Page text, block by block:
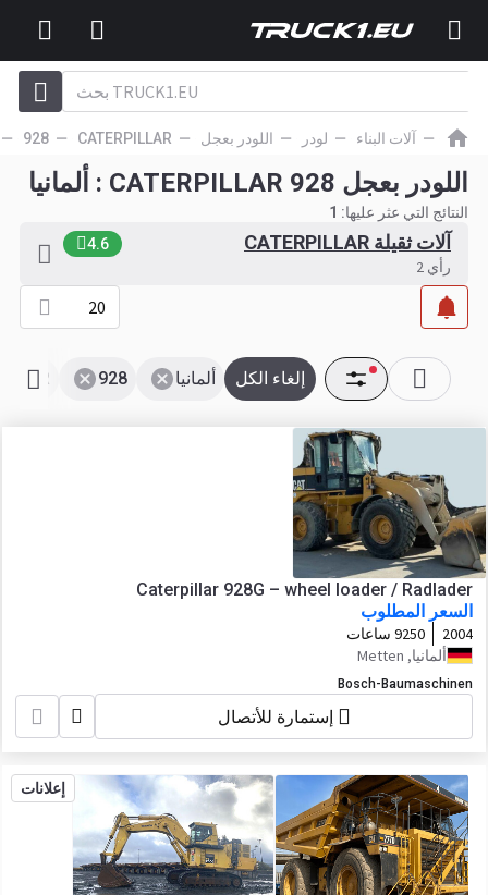
آلات البناء لودر اللودر بعجل CATERPILLAR
928
اللودر بعجل CATERPILLAR 928 : ألمانيا
النتائج التي عثر عليها: 1
آلات ثقيلة CATERPILLAR 4.6
رأي 2
20
928 ألمانيا إلغاء الكل
Caterpillar 928G – wheel loader / Radlader
السعر المطلوب
2004
9250 ساعات
ألمانيا, Metten
Bosch-Baumaschinen
إستمارة للأتصال
إعلانات